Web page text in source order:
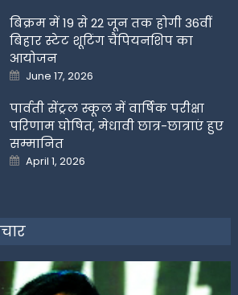
बिक्रम में 19 से 22 जून तक होगी 36वीं
बिहार स्टेट शूटिंग चैंपियनशिप का
आयोजन
Posted
on
June 17, 2026
पार्वती सेंट्रल स्कूल में वार्षिक परीक्षा
परिणाम घोषित, मेधावी छात्र-छात्राएं हुए
सम्मानित
Posted
on
April 1, 2026